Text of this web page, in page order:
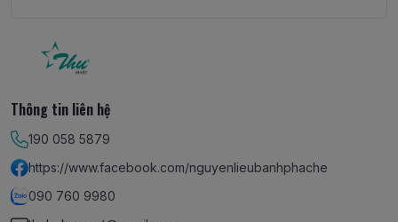
Thông tin liên hệ
190 058 5879
https://www.facebook.com/nguyenlieubanhphache
090 760 9980